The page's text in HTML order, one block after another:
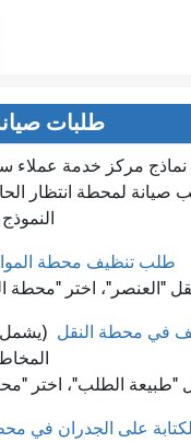
طلبات
صيانة لمحطة انتظار
طلب تنظيف محطة
"العنصر"، اختر "محطة
في محطة النقل (يشمل
"طبيعة الطلب"، اختر
الكتابة على الجدران في